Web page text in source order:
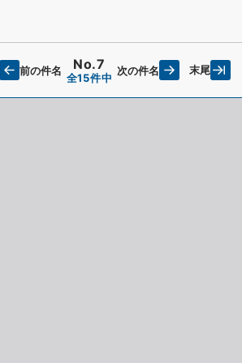
前の件名 No.7
全15件中
次の件名 末尾